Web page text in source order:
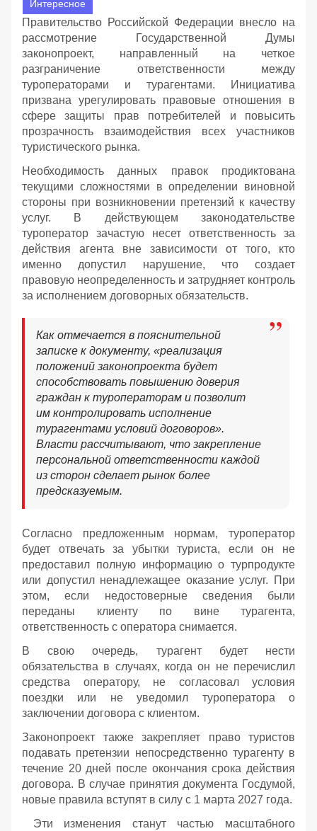
Интересное
Правительство Российской Федерации внесло на
рассмотрение Государственной Думы
законопроект, направленный на четкое
разграничение ответственности между
туроператорами и турагентами. Инициатива
призвана урегулировать правовые отношения в
сфере защиты прав потребителей и повысить
прозрачность взаимодействия всех участников
туристического рынка.
Необходимость данных правок продиктована
текущими сложностями в определении виновной
стороны при возникновении претензий к качеству
услуг. В действующем законодательстве
туроператор зачастую несет ответственность за
действия агента вне зависимости от того, кто
именно допустил нарушение, что создает
правовую неопределенность и затрудняет контроль
за исполнением договорных обязательств.
Как отмечается в пояснительной
записке к документу, «реализация
положений законопроекта будет
способствовать повышению доверия
граждан к туроператорам и позволит
им контролировать исполнение
турагентами условий договоров».
Власти рассчитывают, что закрепление
персональной ответственности каждой
из сторон сделает рынок более
предсказуемым.
Согласно предложенным нормам, туроператор
будет отвечать за убытки туриста, если он не
предоставил полную информацию о турпродукте
или допустил ненадлежащее оказание услуг. При
этом, если недостоверные сведения были
переданы клиенту по вине турагента,
ответственность с оператора снимается.
В свою очередь, турагент будет нести
обязательства в случаях, когда он не перечислил
средства оператору, не согласовал условия
поездки или не уведомил туроператора о
заключении договора с клиентом.
Законопроект также закрепляет право туристов
подавать претензии непосредственно турагенту в
течение 20 дней после окончания срока действия
договора. В случае принятия документа Госдумой,
новые правила вступят в силу с 1 марта 2027 года.
Эти изменения станут частью масштабного